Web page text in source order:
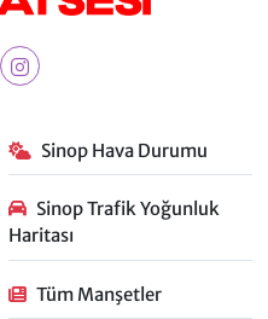
Sinop Hava Durumu
Sinop Trafik Yoğunluk
Haritası
Tüm Manşetler